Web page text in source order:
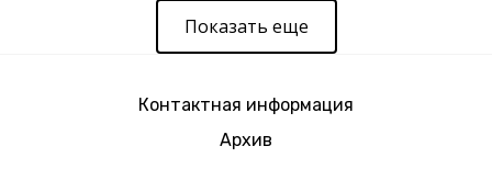
Показать еще
Контактная информация
Архив